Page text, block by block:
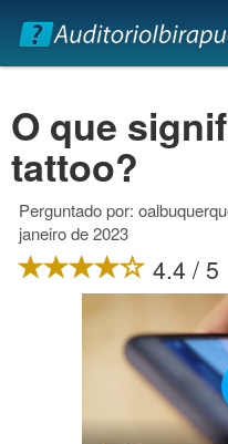
O que
tattoo?
Perguntado por:
janeiro de 2023
4.4 / 5